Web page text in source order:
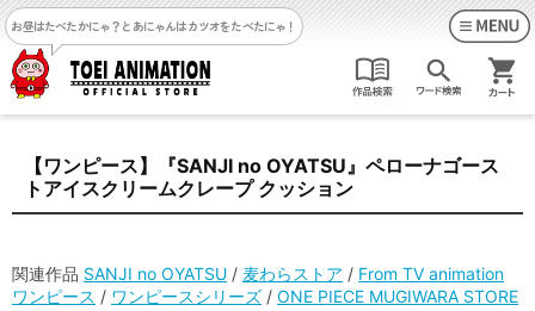
お昼はたべたかにゃ？ とあにゃんはカツオをたべたにゃ！
【ワンピース】『SANJI no OYATSU』ペローナゴース
トアイスクリームクレープ クッション
関連作品 SANJI no OYATSU / 麦わらストア / From TV animation
ワンピース / ワンピースシリーズ / ONE PIECE MUGIWARA STORE